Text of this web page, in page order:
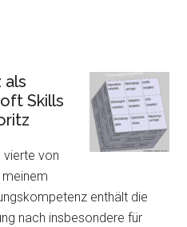
als
Skills
vierte von
enthält die
nach insbesondere für